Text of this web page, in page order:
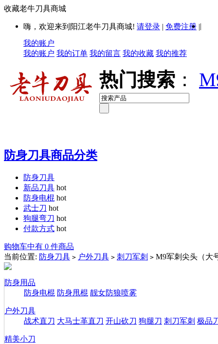
收藏老牛刀具商城
嗨，欢迎来到阳江老牛刀具商城! 请登录 | 免费注册 ||
我的账户
我的账户 我的订单 我的留言 我的收藏 我的推荐
热门搜索 ：
防身刀具商品分类
防身刀具
新品刀具 hot
防身电棍 hot
武士刀 hot
狗腿弯刀 hot
付款方式 hot
购物车中有 0 件商品
当前位置: 防身刀具 > 户外刀具 > 刺刀军刺 > M9军刺尖头（大
防身用品
防身电棍 防身甩棍 靓女防狼喷雾
户外刀具
战术直刀 大马士革直刀 开山砍刀 狗腿刀 刺刀军刺 极品
精美小刀